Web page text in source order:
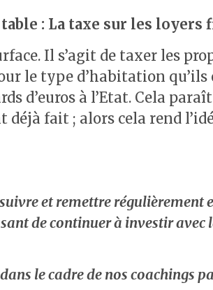
: La taxe sur les loyers
Il s’agit de taxer les
le type d’habitation qu’ils
d’euros à l’Etat. Cela
déjà fait ; alors cela rend
et remettre
de continuer à investir avec
le cadre de nos